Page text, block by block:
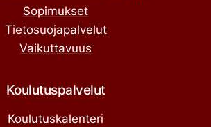
Sopimukset
Tietosuojapalvelut
Vaikuttavuus
Koulutuspalvelut
Koulutuskalenteri